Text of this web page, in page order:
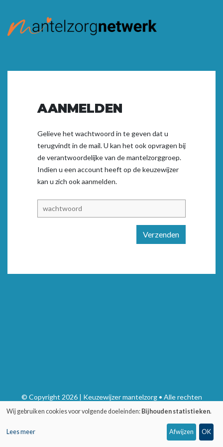
AANMELDEN
Gelieve het wachtwoord in te geven dat u
terugvindt in de mail. U kan het ook opvragen bij
de verantwoordelijke van de mantelzorggroep.
Indien u een account heeft op de keuzewijzer
kan u zich ookaanmelden.
Verzenden
© Copyright 2026 | Keuzewijzer mantelzorg • Alle rechten
voorbehouden
Wij gebruiken cookies voor volgende doeleinden: Bijhouden statistieken.
Lees meer Afwijzen OK